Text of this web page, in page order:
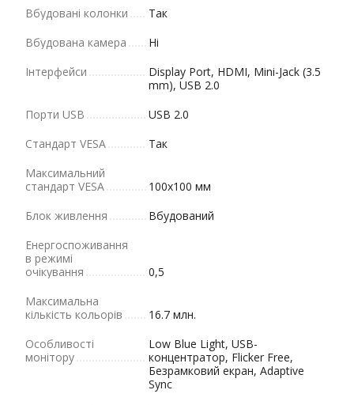
Вбудовані колонки
Так
Вбудована камера
Ні
Інтерфейси
Display Port, HDMI, Mini-Jack (3.5
mm), USB 2.0
Порти USB
USB 2.0
Стандарт VESA
Так
Максимальний
стандарт VESA
100x100 мм
Блок живлення
Вбудований
Енергоспоживання
в режимі
очікування
0,5
Максимальна
кількість кольорів
16.7 млн.
Особливості
монітору
Low Blue Light, USB-
концентратор, Flicker Free,
Безрамковий екран, Adaptive
Sync